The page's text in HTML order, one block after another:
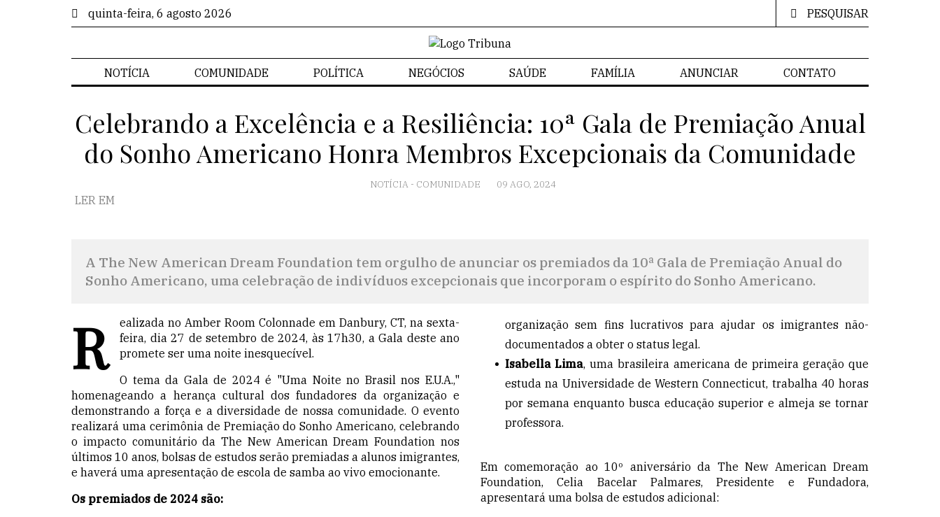
quinta-feira, 6 agosto 2026 PESQUISAR
NOTÍCIA COMUNIDADE POLÍTICA NEGÓCIOS SAÚDE FAMÍLIA ANUNCIAR CONTATO
Celebrando a Excelência e a Resiliência: 10ª Gala de Premiação Anual
do Sonho Americano Honra Membros Excepcionais da Comunidade
NOTÍCIA - COMUNIDADE 09 AGO, 2024
LER EM
A The New American Dream Foundation tem orgulho de anunciar os premiados da 10ª Gala de Premiação Anual do
Sonho Americano, uma celebração de indivíduos excepcionais que incorporam o espírito do Sonho Americano.
R
ealizada no Amber Room Colonnade em Danbury, CT, na sexta-
feira, dia 27 de setembro de 2024, às 17h30, a Gala deste ano
promete ser uma noite inesquecível.
O tema da Gala de 2024 é "Uma Noite no Brasil nos E.U.A.,"
homenageando a herança cultural dos fundadores da organização e
demonstrando a força e a diversidade de nossa comunidade. O evento
realizará uma cerimônia de Premiação do Sonho Americano, celebrando
o impacto comunitário da The New American Dream Foundation nos
últimos 10 anos, bolsas de estudos serão premiadas a alunos imigrantes,
e haverá uma apresentação de escola de samba ao vivo emocionante.
Os premiados de 2024 são:
organização sem fins lucrativos para ajudar os imigrantes não-
documentados a obter o status legal.
Isabella Lima, uma brasileira americana de primeira geração que
estuda na Universidade de Western Connecticut, trabalha 40 horas
por semana enquanto busca educação superior e almeja se tornar
professora.
Em comemoração ao 10º aniversário da The New American Dream
Foundation, Celia Bacelar Palmares, Presidente e Fundadora,
apresentará uma bolsa de estudos adicional: